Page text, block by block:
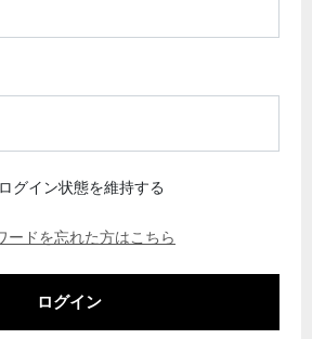
ログイン状態を維持する
ードを忘れた方はこちら
ログイン